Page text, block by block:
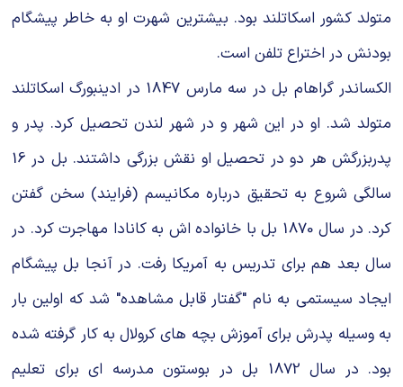
متولد کشور اسکاتلند بود. بیشترین شهرت او به خاطر پیشگام
بودنش در اختراع تلفن است.
الکساندر گراهام بل در سه مارس 1847 در ادینبورگ اسکاتلند
متولد شد. او در این شهر و در شهر لندن تحصیل کرد. پدر و
پدربزرگش هر دو در تحصیل او نقش بزرگی داشتند. بل در 16
سالگی شروع به تحقیق درباره مکانیسم (فرایند) سخن گفتن
کرد. در سال 1870 بل با خانواده اش به کانادا مهاجرت کرد. در
سال بعد هم برای تدریس به آمریکا رفت. در آنجا بل پیشگام
ایجاد سیستمی به نام "گفتار قابل مشاهده" شد که اولین بار
به وسیله پدرش برای آموزش بچه های کرولال به کار گرفته شده
بود. در سال 1872 بل در بوستون مدرسه ای برای تعلیم